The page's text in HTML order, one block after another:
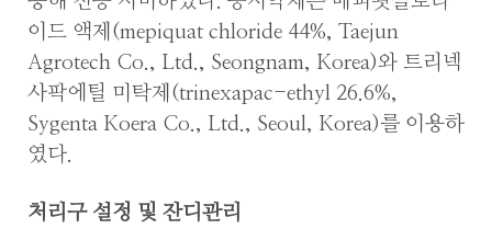
이드 액제(mepiquat chloride 44%, Taejun
Agrotech Co., Ltd., Seongnam, Korea)와 트리넥
사팍에틸 미탁제(trinexapac-ethyl 26.6%,
Sygenta Koera Co., Ltd., Seoul, Korea)를 이용하
였다.
처리구 설정 및 잔디관리